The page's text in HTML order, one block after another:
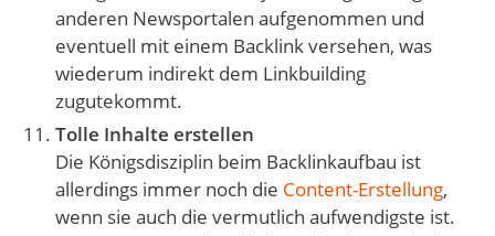
anderen Newsportalen aufgenommen und
eventuell mit einem Backlink versehen, was
wiederum indirekt dem Linkbuilding
zugutekommt.
Tolle Inhalte erstellen
Die Königsdisziplin beim Backlinkaufbau ist
allerdings immer noch die Content-Erstellung,
wenn sie auch die vermutlich aufwendigste ist.